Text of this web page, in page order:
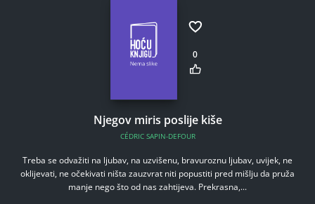
0
Njegov miris poslije kiše
CÉDRIC SAPIN-DEFOUR
Treba se odvažiti na ljubav, na uzvišenu, bravuroznu ljubav, uvijek, ne
oklijevati, ne očekivati ništa zauzvrat niti popustiti pred mišlju da pruža
manje nego što od nas zahtijeva. Prekrasna,...